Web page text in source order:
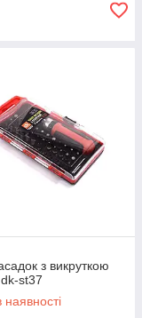
з викруткою
st37